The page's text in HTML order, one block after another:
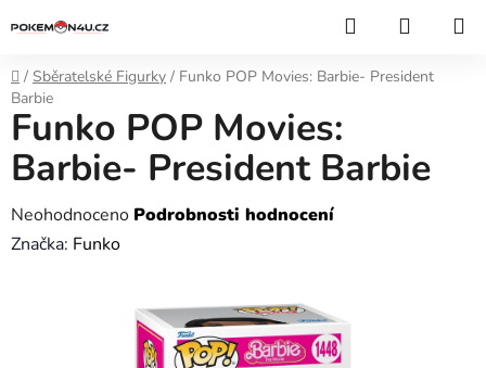
na
Hledat
Domů
/ Sběratelské Figurky / Funko POP Movies: Barbie- President
Barbie
Funko POP Movies:
Barbie- President Barbie
Průměrné
hodnocení
Neohodnoceno Podrobnosti hodnocení
Značka: Funko